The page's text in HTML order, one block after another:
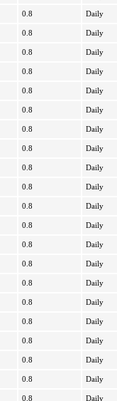
0.8 Daily
0.8 Daily
0.8 Daily
0.8 Daily
0.8 Daily
0.8 Daily
0.8 Daily
0.8 Daily
0.8 Daily
0.8 Daily
0.8 Daily
0.8 Daily
0.8 Daily
0.8 Daily
0.8 Daily
0.8 Daily
0.8 Daily
0.8 Daily
0.8 Daily
0.8 Daily
0.8 Daily